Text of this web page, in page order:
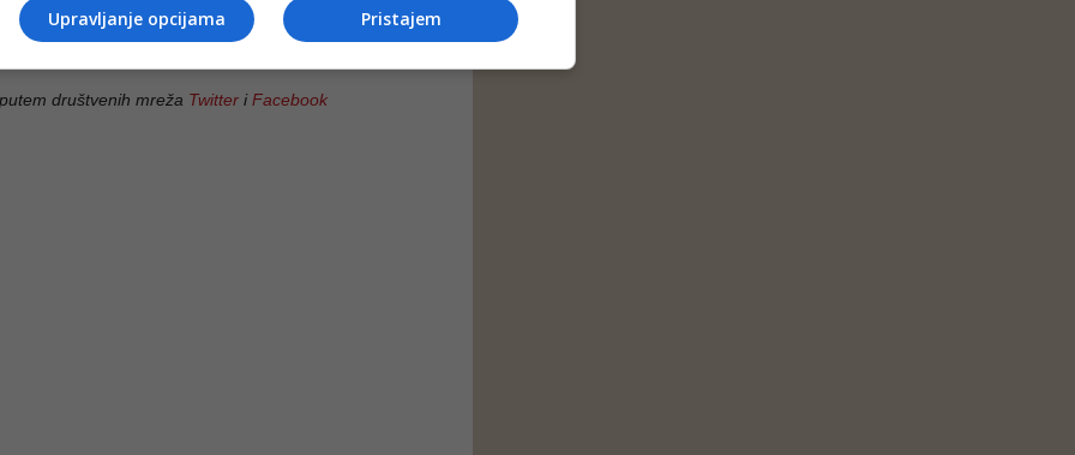
društvenih mreža Twitter iFacebook
Pristajem
Upravljanje opcijama